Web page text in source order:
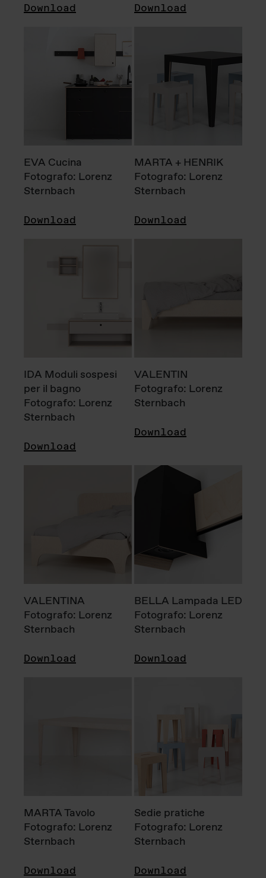
Download Download
EVA Cucina
Fotografo: Lorenz
Sternbach
Download
MARTA + HENRIK
Fotografo: Lorenz
Sternbach
Download
IDA Moduli sospesi
per il bagno
Fotografo: Lorenz
Sternbach
Download
VALENTIN
Fotografo: Lorenz
Sternbach
Download
VALENTINA
Fotografo: Lorenz
Sternbach
Download
BELLA Lampada LED
Fotografo: Lorenz
Sternbach
Download
MARTA Tavolo
Fotografo: Lorenz
Sternbach
Download
Sedie pratiche
Fotografo: Lorenz
Sternbach
Download